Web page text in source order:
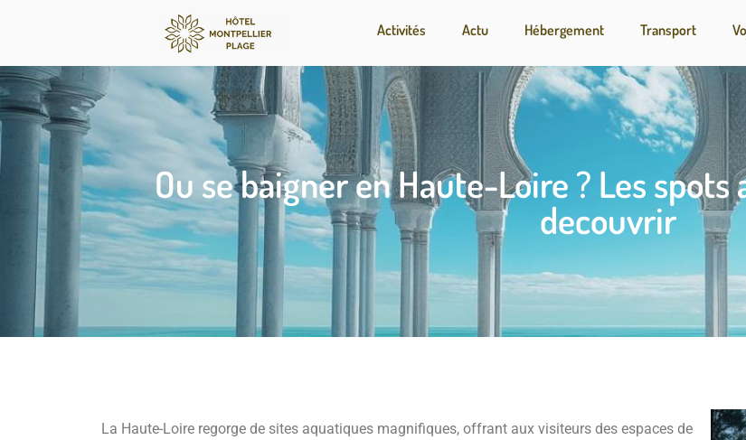
Activités Actu Hébergement Transport
Ou se baigner en Haute-Loire ? Les
decouvrir
La Haute-Loire regorge de sites aquatiques magnifiques, offrant aux visiteurs des espaces de